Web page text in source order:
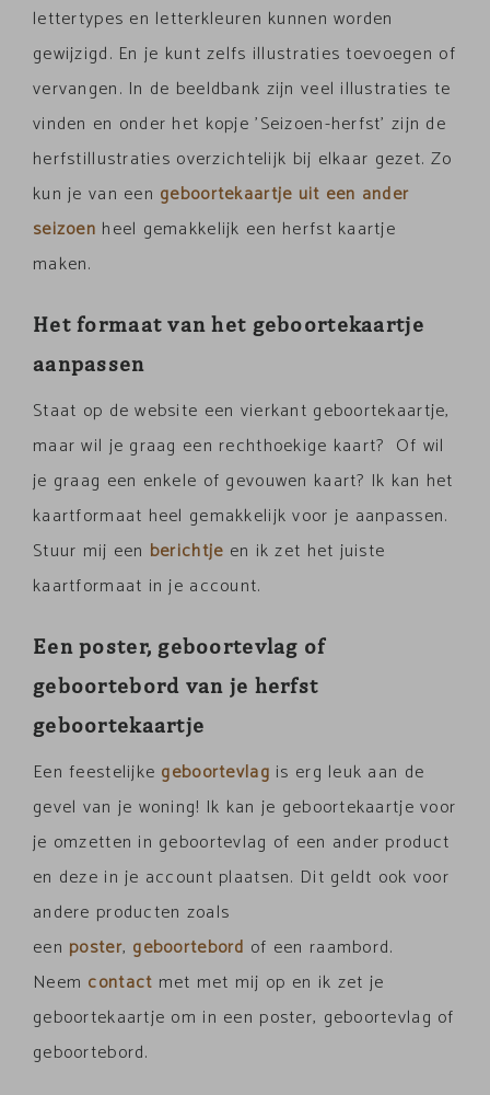
lettertypes en letterkleuren kunnen worden
gewijzigd. En je kunt zelfs illustraties toevoegen of
vervangen. In de beeldbank zijn veel illustraties te
vinden en onder het kopje 'Seizoen-herfst' zijn de
herfstillustraties overzichtelijk bij elkaar gezet. Zo
kun je van een geboortekaartje uit een ander
seizoen heel gemakkelijk een herfst kaartje
maken.
Het formaat van het geboortekaartje
aanpassen
Staat op de website een vierkant geboortekaartje,
maar wil je graag een rechthoekige kaart? Of wil
je graag een enkele of gevouwen kaart? Ik kan het
kaartformaat heel gemakkelijk voor je aanpassen.
Stuur mij een berichtje en ik zet het juiste
kaartformaat in je account.
Een poster, geboortevlag of
geboortebord van je herfst
geboortekaartje
Een feestelijke geboortevlag is erg leuk aan de
gevel van je woning! Ik kan je geboortekaartje voor
je omzetten in geboortevlag of een ander product
en deze in je account plaatsen. Dit geldt ook voor
andere producten zoals
een poster, geboortebord of een raambord.
Neem contact met met mij op en ik zet je
geboortekaartje om in een poster, geboortevlag of
geboortebord.